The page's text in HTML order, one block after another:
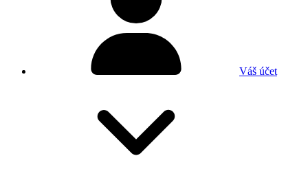
Váš účet